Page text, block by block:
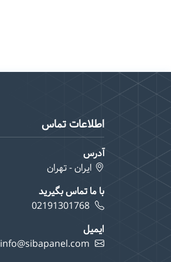
اطلاعات تماس
آدرس
ایران - تهران
با ما تماس بگیرید
02191301768
ایمیل
info@sibapanel.com